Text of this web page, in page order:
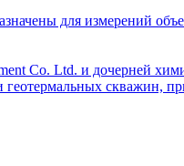
для измерений
Co. Ltd. и дочерней
скважин,